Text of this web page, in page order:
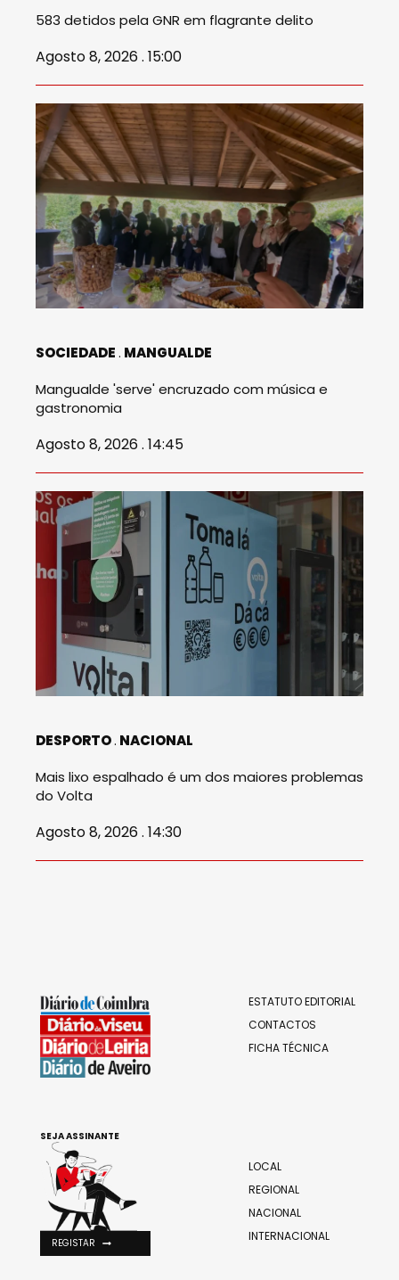
583 detidos pela GNR em flagrante delito
Agosto 8, 2026 . 15:00
SOCIEDADE MANGUALDE
Mangualde 'serve' encruzado com música e
gastronomia
Agosto 8, 2026 . 14:45
DESPORTO NACIONAL
Mais lixo espalhado é um dos maiores problemas
do Volta
Agosto 8, 2026 . 14:30
ESTATUTO EDITORIAL
CONTACTOS
FICHA TÉCNICA
LOCAL
REGIONAL
NACIONAL
INTERNACIONAL
SEJA ASSINANTE
REGISTAR